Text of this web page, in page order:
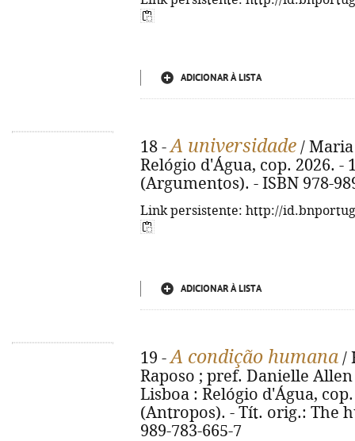
ADICIONAR À LISTA
18 -A universidade /
Relógio d'Água, cop. 2026. -
(Argumentos). - ISBN 978-
Link persistente: http://
ADICIONAR À LISTA
19 -A condição humana /
Raposo ; pref. Danielle
Lisboa : Relógio d'Água,
(Antropos). - Tít. orig.: The
989-783-665-7